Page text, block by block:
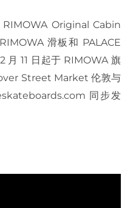
Original Cabin
滑板和 PALACE
月 11 日起于 RIMOWA 旗
Street Market 伦敦与
同步发